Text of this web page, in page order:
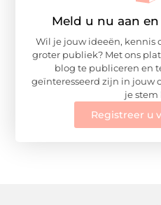
Meld u nu aan
Wil je jouw ideeën, kennis
groter publiek? Met ons
blog te publiceren en
geïnteresseerd zijn in jouw
je stem
Registreer u